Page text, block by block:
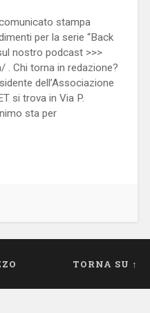
stampa
per la serie “Back
nostro podcast >>>
. Chi torna in redazione?
dell’Associazione
si trova in Via P.
sta per
TORNA SU ↑